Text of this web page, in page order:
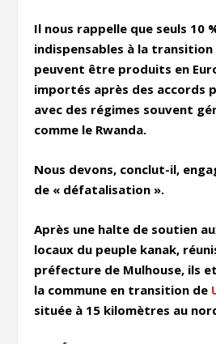
Il nous rappelle que seuls 10
indispensables à la
peuvent être produits en
importés après des accords
avec des régimes souvent
comme le Rwanda.
Nous devons, conclut-il,
de « défatalisation ».
Après une halte de soutien
locaux du peuple kanak,
préfecture de Mulhouse, ils
la commune en transition de
située à 15 kilomètres au